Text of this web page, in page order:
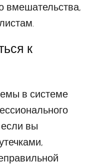
вмешательства,
к
в системе
вы